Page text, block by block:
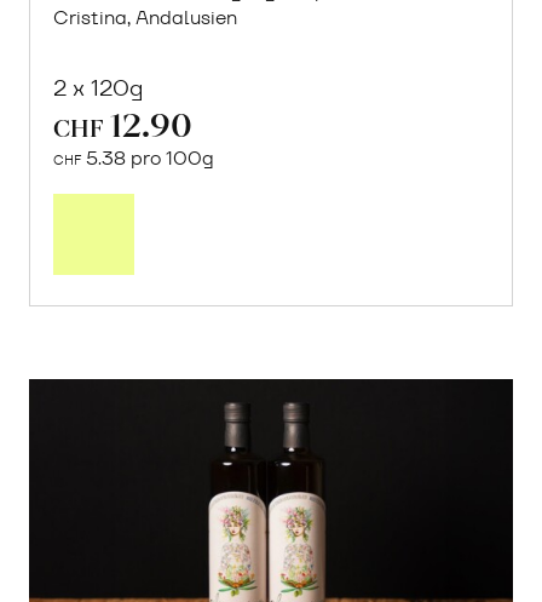
Cristina, Andalusien
2 x 120g
CHF 12.90
CHF 5.38 pro 100g